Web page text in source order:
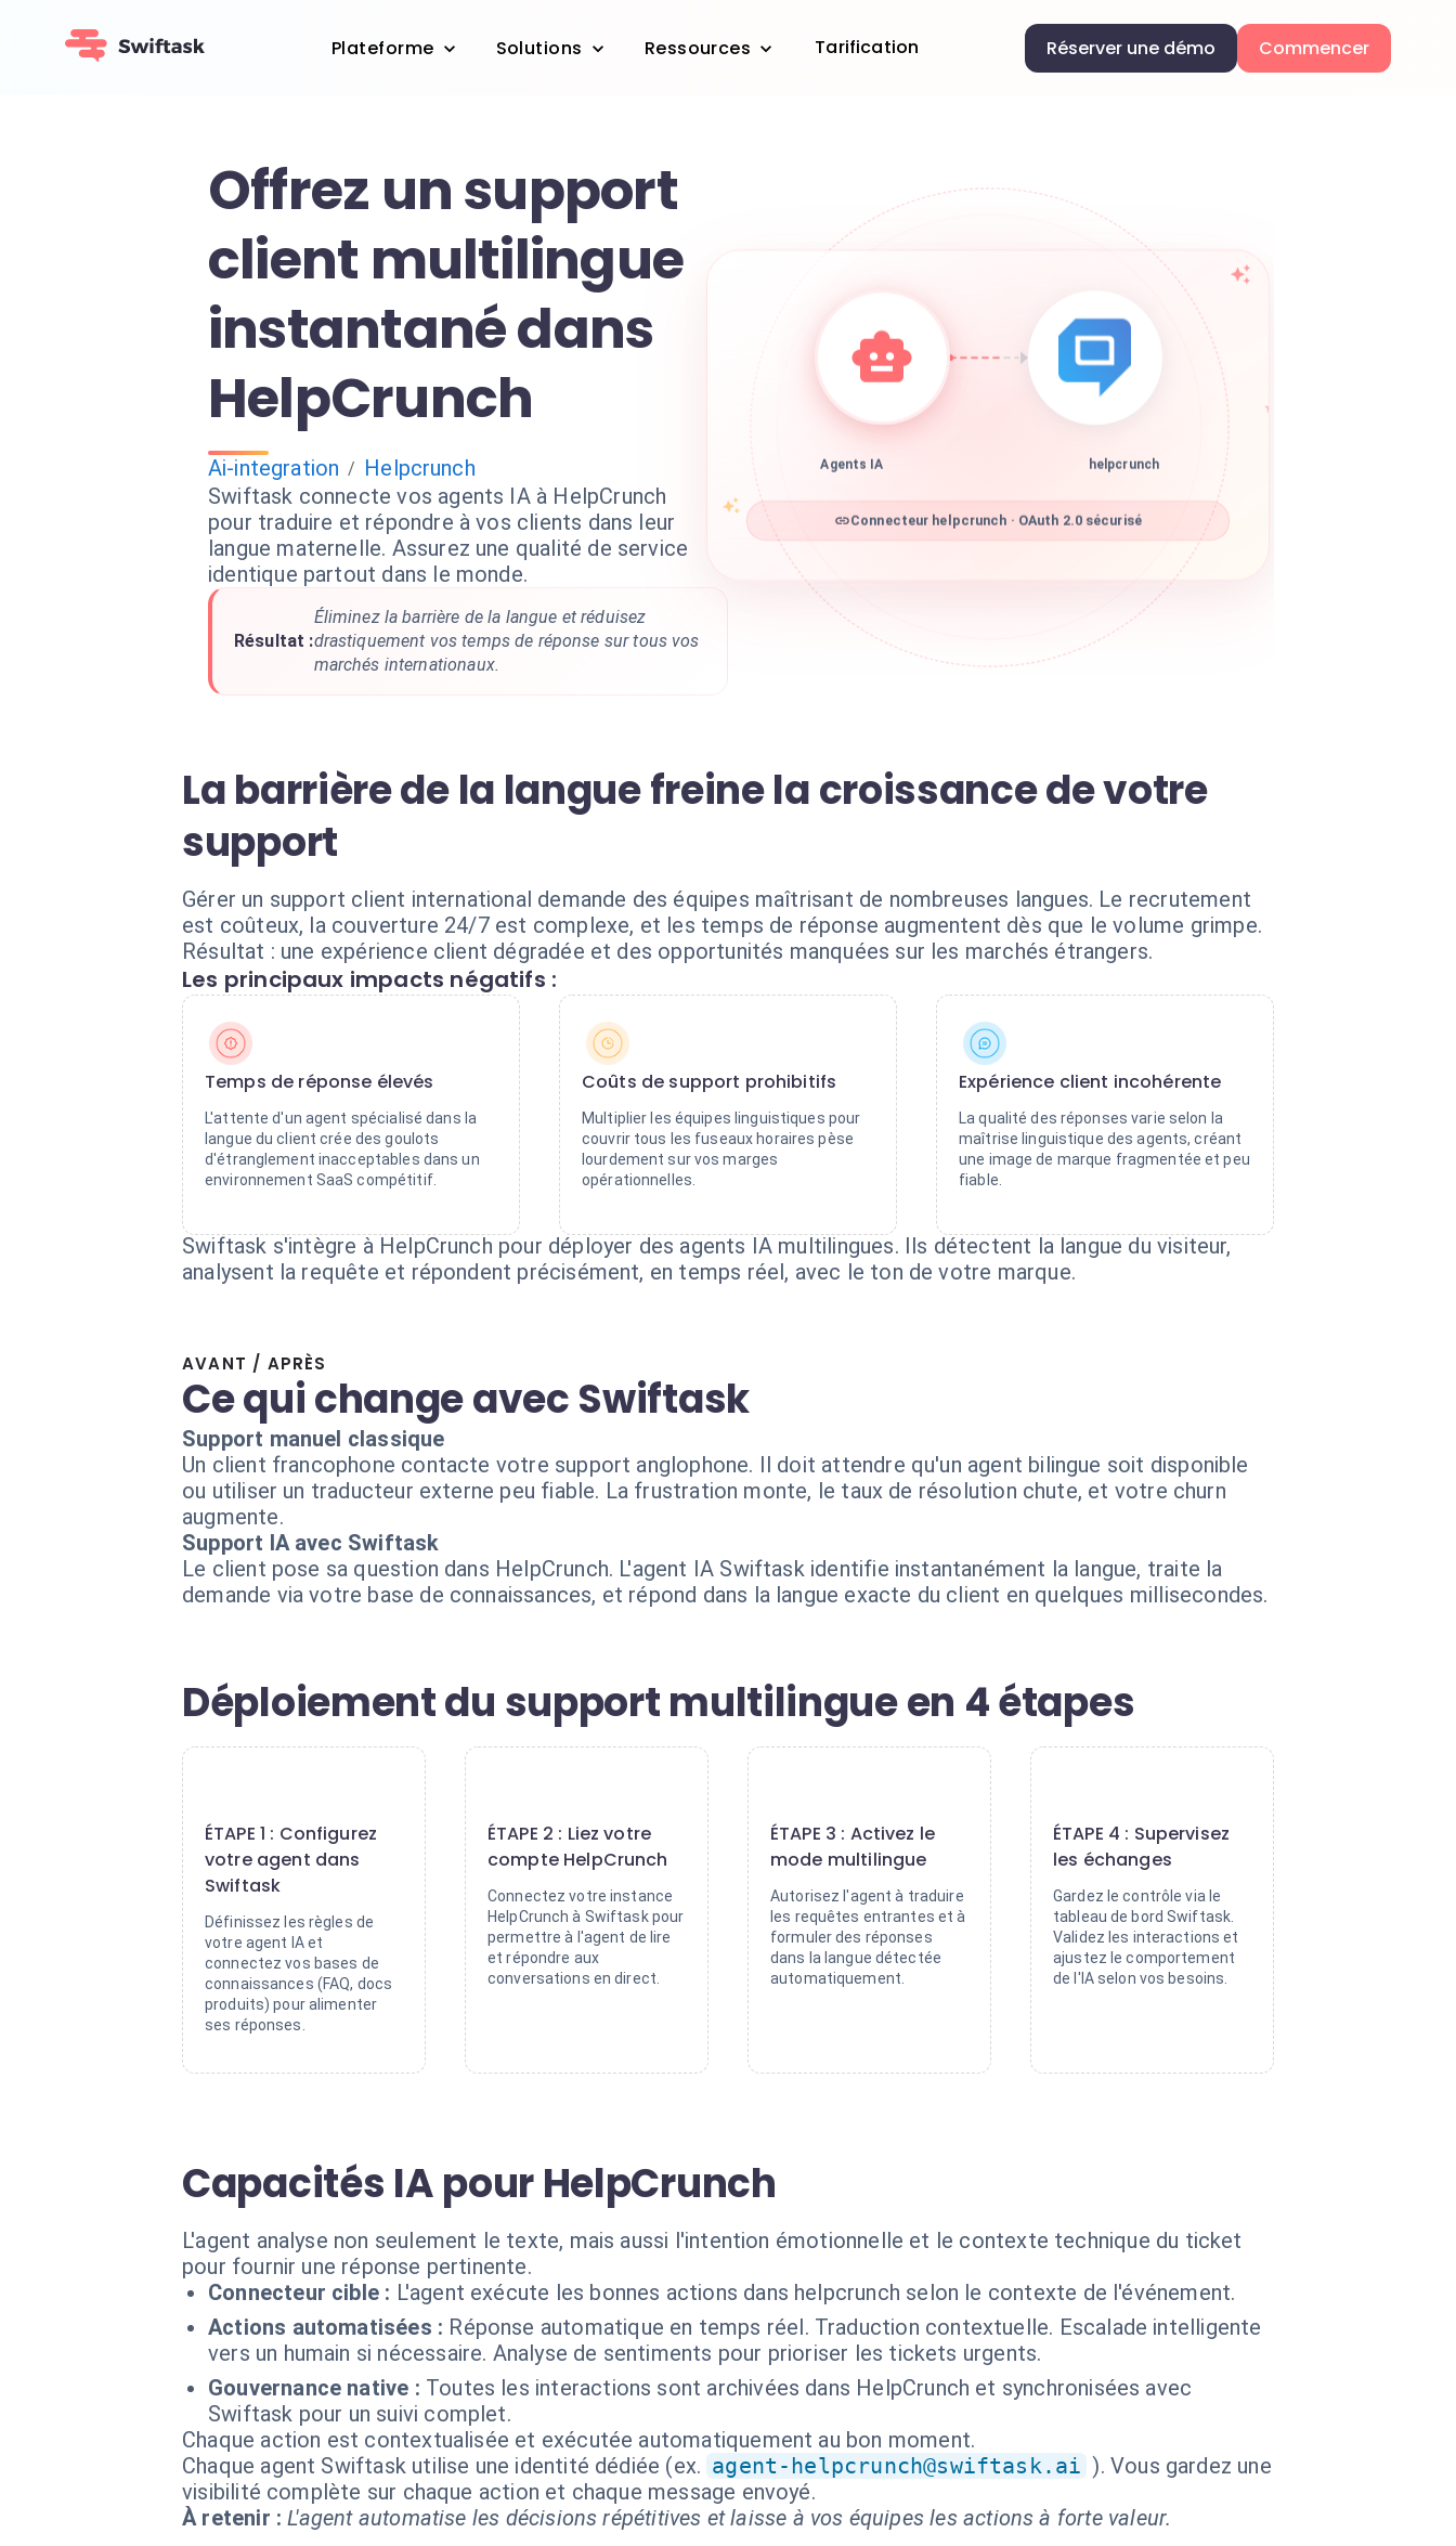
Plateforme Solutions Ressources Tarification Réserver une démo Commencer
Offrez un support
client multilingue
instantané dans
HelpCrunch
Ai-integration / Helpcrunch
Swiftask connecte vos agents IA à HelpCrunch
pour traduire et répondre à vos clients dans leur
langue maternelle. Assurez une qualité de service
identique partout dans le monde.
Résultat :
Éliminez la barrière de la langue et réduisez
drastiquement vos temps de réponse sur tous vos
marchés internationaux.
Agents IA helpcrunch
Connecteur helpcrunch · OAuth 2.0 sécurisé
La barrière de la langue freine la croissance de votre
support
Gérer un support client international demande des équipes maîtrisant de nombreuses langues. Le recrutement
est coûteux, la couverture 24/7 est complexe, et les temps de réponse augmentent dès que le volume grimpe.
Résultat : une expérience client dégradée et des opportunités manquées sur les marchés étrangers.
Les principaux impacts négatifs :
Temps de réponse élevés
L'attente d'un agent spécialisé dans la
langue du client crée des goulots
d'étranglement inacceptables dans un
environnement SaaS compétitif.
Coûts de support prohibitifs
Multiplier les équipes linguistiques pour
couvrir tous les fuseaux horaires pèse
lourdement sur vos marges
opérationnelles.
Expérience client incohérente
La qualité des réponses varie selon la
maîtrise linguistique des agents, créant
une image de marque fragmentée et peu
fiable.
Swiftask s'intègre à HelpCrunch pour déployer des agents IA multilingues. Ils détectent la langue du visiteur,
analysent la requête et répondent précisément, en temps réel, avec le ton de votre marque.
AVANT / APRÈS
Ce qui change avec Swiftask
Support manuel classique
Un client francophone contacte votre support anglophone. Il doit attendre qu'un agent bilingue soit disponible
ou utiliser un traducteur externe peu fiable. La frustration monte, le taux de résolution chute, et votre churn
augmente.
Support IA avec Swiftask
Le client pose sa question dans HelpCrunch. L'agent IA Swiftask identifie instantanément la langue, traite la
demande via votre base de connaissances, et répond dans la langue exacte du client en quelques millisecondes.
Déploiement du support multilingue en 4 étapes
ÉTAPE 1 : Configurez
votre agent dans
Swiftask
Définissez les règles de
votre agent IA et
connectez vos bases de
connaissances (FAQ, docs
produits) pour alimenter
ses réponses.
ÉTAPE 2 : Liez votre
compte HelpCrunch
Connectez votre instance
HelpCrunch à Swiftask pour
permettre à l'agent de lire
et répondre aux
conversations en direct.
ÉTAPE 3 : Activez le
mode multilingue
Autorisez l'agent à traduire
les requêtes entrantes et à
formuler des réponses
dans la langue détectée
automatiquement.
ÉTAPE 4 : Supervisez
les échanges
Gardez le contrôle via le
tableau de bord Swiftask.
Validez les interactions et
ajustez le comportement
de l'IA selon vos besoins.
Capacités IA pour HelpCrunch
L'agent analyse non seulement le texte, mais aussi l'intention émotionnelle et le contexte technique du ticket
pour fournir une réponse pertinente.
Connecteur cible : L'agent exécute les bonnes actions dans helpcrunch selon le contexte de l'événement.
Actions automatisées : Réponse automatique en temps réel. Traduction contextuelle. Escalade intelligente
vers un humain si nécessaire. Analyse de sentiments pour prioriser les tickets urgents.
Gouvernance native : Toutes les interactions sont archivées dans HelpCrunch et synchronisées avec
Swiftask pour un suivi complet.
Chaque action est contextualisée et exécutée automatiquement au bon moment.
Chaque agent Swiftask utilise une identité dédiée (ex. agent-helpcrunch@swiftask.ai ). Vous gardez une
visibilité complète sur chaque action et chaque message envoyé.
À retenir : L'agent automatise les décisions répétitives et laisse à vos équipes les actions à forte valeur.